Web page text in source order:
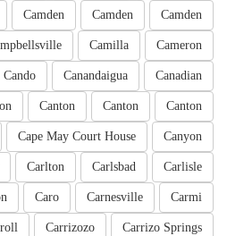
Camden
Camden
Camden
Cameron
Camilla
Canadian
Canandaigua
Cando
Canton
Canton
Canton
Canyon
Cape May Court House
Carlisle
Carlsbad
Carlton
Carmi
Carnesville
Caro
Carrizo Springs
Carrizozo